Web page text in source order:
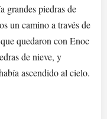
grandes piedras de
un camino a través de
quedaron con Enoc
de nieve, y
ascendido al cielo.